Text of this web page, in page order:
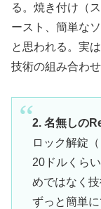
る。焼き付け（
ースト、簡単な
と思われる。実
技術の組み合わせ
2. 名無しの
ロック解錠
20ドルくら
めではなく
ずっと簡単